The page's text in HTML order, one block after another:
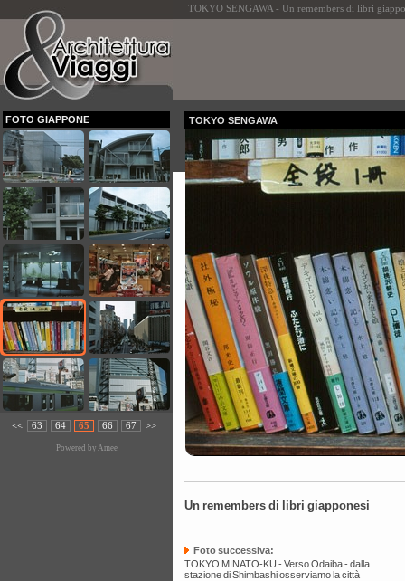
TOKYO SENGAWA - Un remembers di libri
FOTO GIAPPONE
<< 63 64 65 66 67 >>
Powered by Amee
TOKYO SENGAWA
Un remembers di libri giapponesi
Foto successiva:
TOKYO MINATO-KU - Verso Odaiba - dalla
stazione di Shimbashi osserviamo la città